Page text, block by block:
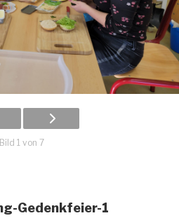
Bild 1 von 7
Gedenkfeier-1